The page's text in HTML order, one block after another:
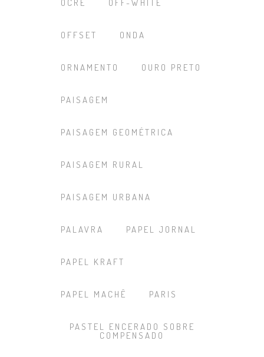
OCRE OFF-WHITE
OFFSET ONDA
ORNAMENTO OURO PRETO
PAISAGEM
PAISAGEM GEOMÉTRICA
PAISAGEM RURAL
PAISAGEM URBANA
PALAVRA PAPEL JORNAL
PAPEL KRAFT
PAPEL MACHÊ PARIS
PASTEL ENCERADO SOBRE
COMPENSADO